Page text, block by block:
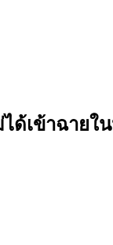
ด้เข้าฉายใ